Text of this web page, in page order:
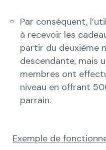
Par conséquent,
à recevoir les
partir du deuxième
descendante, mais
membres ont
niveau en offrant
parrain.
Exemple de